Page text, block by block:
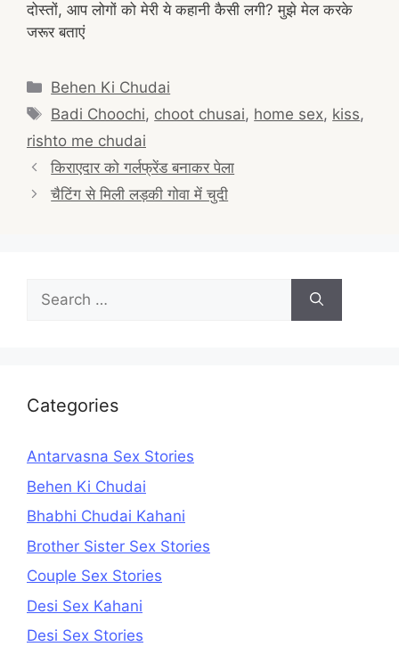
दोस्तों, आप लोगों को मेरी ये कहानी कैसी लगी? मुझे मेल करके
जरूर बताएं
Categories
Behen Ki Chudai
Tags
Badi Choochi, choot chusai, home sex, kiss,
rishto me chudai
Post
navigation
किराएदार को गर्लफ्रेंड बनाकर पेला
चैटिंग से मिली लड़की गोवा में चुदी
Search
for:
Categories
Antarvasna Sex Stories
Behen Ki Chudai
Bhabhi Chudai Kahani
Brother Sister Sex Stories
Couple Sex Stories
Desi Sex Kahani
Desi Sex Stories